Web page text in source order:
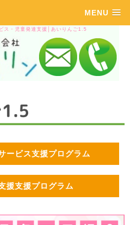
MENU
ス・児童発達支援│あいりんご1.5
ービス支援プログラム
援支援プログラム